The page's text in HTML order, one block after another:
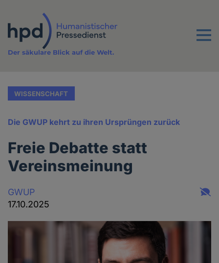
Inhalt
Menu
Der säkulare Blick auf die Welt.
WISSENSCHAFT
Die GWUP kehrt zu ihren Ursprüngen zurück
Freie Debatte statt
Vereinsmeinung
GWUP
17.10.2025